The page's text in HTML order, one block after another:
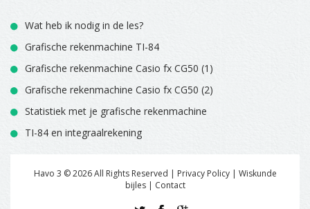
Wat heb ik nodig in de les?
Grafische rekenmachine TI-84
Grafische rekenmachine Casio fx CG50 (1)
Grafische rekenmachine Casio fx CG50 (2)
Statistiek met je grafische rekenmachine
TI-84 en integraalrekening
Havo 3 ©2026All Rights Reserved | Privacy Policy | Wiskunde
bijles| Contact